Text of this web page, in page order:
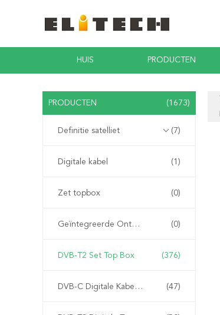
HUIS PRODUCTEN
PRODUCTEN (1673)
Definitie satelliet (7)
Digitale kabel (1)
Zet topbox (0)
Geïntegreerde Ontvanger Decoder (0)
DVB-T2 Set Top Box (376)
DVB-C Digitale Kabelontvanger (47)